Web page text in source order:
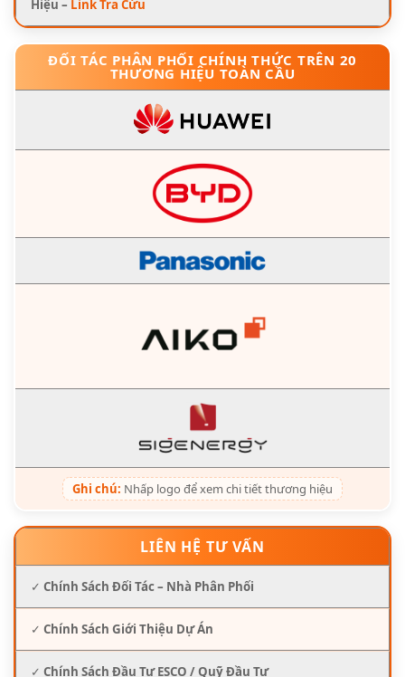
Hiệu – Link Tra Cứu
ĐỐI TÁC PHÂN PHỐI CHÍNH THỨC TRÊN 20
THƯƠNG HIỆU TOÀN CẦU
Ghi chú: Nhấp logo để xem chi tiết thương hiệu
LIÊN HỆ TƯ VẤN
✓ Chính Sách Đối Tác – Nhà Phân Phối
✓ Chính Sách Giới Thiệu Dự Án
✓ Chính Sách Đầu Tư ESCO / Quỹ Đầu Tư